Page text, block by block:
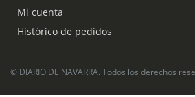
Mi cuenta
Histórico de pedidos
© DIARIO DE NAVARRA. Todos los derechos